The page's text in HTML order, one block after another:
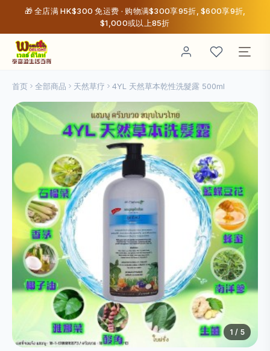
🎁 全店满 HK$300 免运费 · 购物满$300享95折, $600享9折,
$1,000或以上85折
首页 全部商品 天然草疗 4YL 天然草本乾性洗髮露 500ml
1 / 5